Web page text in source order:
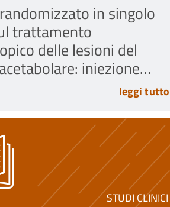
in singolo
trattamento
delle lesioni del
iniezione
di midollo osseo vs
artroscopia d’anca. Studio
Controllato
Cieco
leggi tutto
STUDI CLINICI